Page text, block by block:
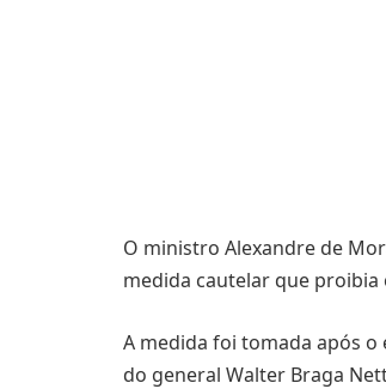
O ministro Alexandre de
medida cautelar que
A medida foi tomada após
do general Walter Braga